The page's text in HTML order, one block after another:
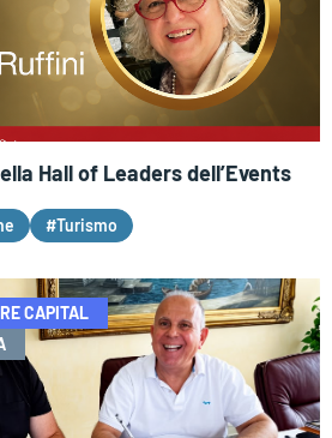
Hall of Leaders dell’Events
#Turismo
CAPITAL